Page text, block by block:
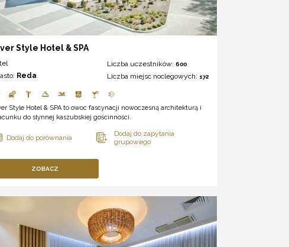
Style Hotel & SPA
Reda
Liczba uczestników: 600
Liczba miejsc noclegowych: 172
Style Hotel & SPA to owoc fascynacji nowoczesną architekturą i
do słynnej kaszubskiej gościnności.
ZOBACZ